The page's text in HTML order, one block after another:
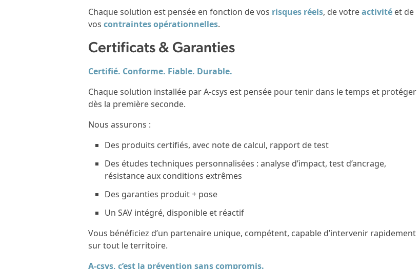
Chaque solution est pensée en fonction de vos risques réels, de votreactivité et de
vos contraintes opérationnelles.
Certificats & Garanties
Certifié. Conforme. Fiable. Durable.
Chaque solution installée par A-csys est pensée pour tenir dans le temps et protéger
dès la première seconde.
Nous assurons :
Des produits certifiés, avec note de calcul, rapport de test
Des études techniques personnalisées : analyse d’impact, test d’ancrage,
résistance aux conditions extrêmes
Des garanties produit + pose
Un SAV intégré, disponible et réactif
Vous bénéficiez d’un partenaire unique, compétent, capable d’intervenir rapidement
sur tout le territoire.
A-csys, c’est la prévention sans compromis.